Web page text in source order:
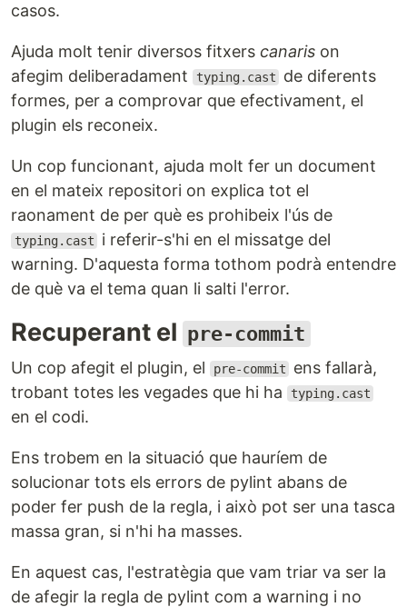
casos.
Ajuda molt tenir diversos fitxers canaris on
afegim deliberadament
typing.cast
de diferents
formes, per a comprovar que efectivament, el
plugin els reconeix.
Un cop funcionant, ajuda molt fer un document
en el mateix repositori on explica tot el
raonament de per què es prohibeix l'ús de
typing.cast
i referir-s'hi en el missatge del
warning. D'aquesta forma tothom podrà entendre
de què va el tema quan li salti l'error.
Recuperant el pre-commit
Un cop afegit el plugin, el pre-commit
ens fallarà,
trobant totes les vegades que hi ha
typing.cast
en el codi.
Ens trobem en la situació que hauríem de
solucionar tots els errors de pylint abans de
poder fer push de la regla, i això pot ser una tasca
massa gran, si n'hi ha masses.
En aquest cas, l'estratègia que vam triar va ser la
de afegir la regla de pylint com a warning i no